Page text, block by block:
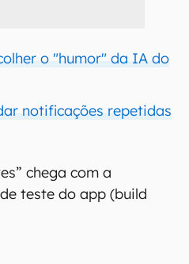
o "humor" da IA do
notificações repetidas
chega com a
teste do app (build